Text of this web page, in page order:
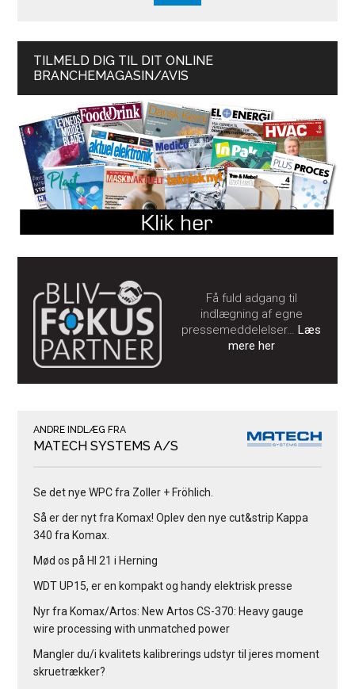
TILMELD DIG TIL DIT ONLINE
BRANCHEMAGASIN/AVIS
Få fuld adgang til
indlægning af egne
pressemeddelelser…Læs
mere her
ANDRE INDLÆG FRA
MATECH SYSTEMS A/S
Se det nye WPC fra Zoller + Fröhlich.
Så er der nyt fra Komax! Oplev den nye cut&strip Kappa
340 fra Komax.
Mød os på HI 21 i Herning
WDT UP15, er en kompakt og handy elektrisk presse
Nyr fra Komax/Artos: New Artos CS-370: Heavy gauge
wire processing with unmatched power
Mangler du/i kvalitets kalibrerings udstyr til jeres moment
skruetrækker?